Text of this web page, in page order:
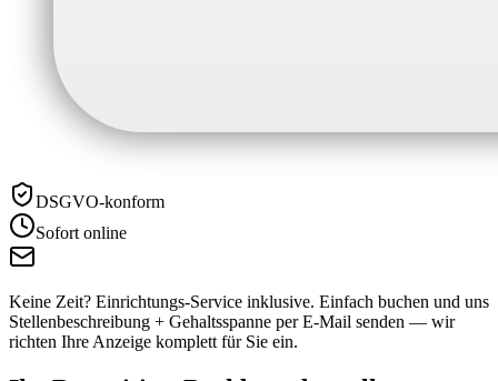
DSGVO-konform
Sofort online
Keine Zeit? Einrichtungs-Service inklusive. Einfach buchen und uns
Stellenbeschreibung + Gehaltsspanne per E-Mail senden — wir
richten Ihre Anzeige komplett für Sie ein.